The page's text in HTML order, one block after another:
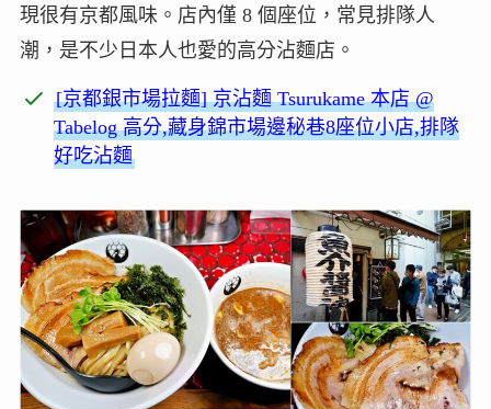
現很有京都風味。店內僅 8 個座位，常見排隊人
潮，是不少日本人也愛的高分沾麵店。
[京都銀市場拉麵] 京沾麵 Tsurukame 本店 @
Tabelog 高分,藏身錦市場邊秘巷8座位小店,排隊
好吃沾麵